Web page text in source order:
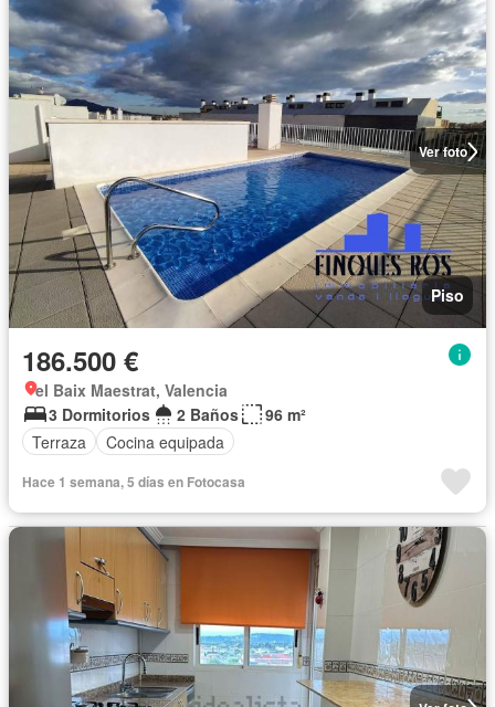
Ver foto
Piso
186.500 €
el Baix Maestrat, Valencia
3 Dormitorios
2 Baños
96 m²
Terraza
Cocina equipada
Hace 1 semana, 5 días en Fotocasa